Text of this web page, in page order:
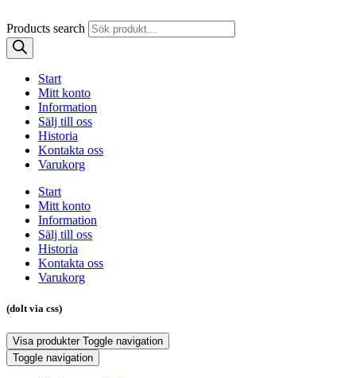
Products search
Start
Mitt konto
Information
Sälj till oss
Historia
Kontakta oss
Varukorg
Start
Mitt konto
Information
Sälj till oss
Historia
Kontakta oss
Varukorg
(dolt via css)
Visa produkter Toggle navigation
Toggle navigation